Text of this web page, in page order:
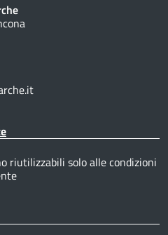
riutilizzabili solo alle condizioni